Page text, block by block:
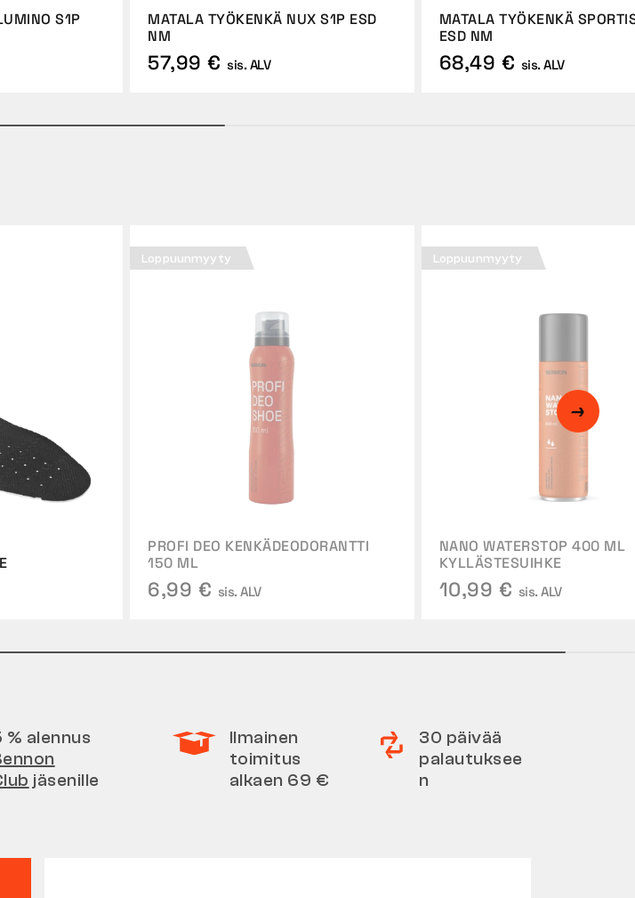
S1P
MATALA TYÖKENKÄ NUX S1P ESD
NM
57,99 € sis. ALV
MATALA TYÖKENKÄ
ESD NM
68,49 € sis. ALV
Loppuunmyyty
PROFI DEO KENKÄDEODORANTTI
150 ML
6,99 € sis. ALV
Loppuunmyyty
NANO WATERSTOP 400 ML
KYLLÄSTESUIHKE
10,99 € sis. ALV
% alennus
jäsenille
Ilmainen
toimitus
alkaen 69 €
30 päivää
palautuksee
n